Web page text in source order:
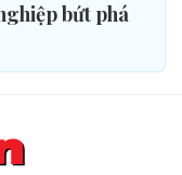
bứt phá